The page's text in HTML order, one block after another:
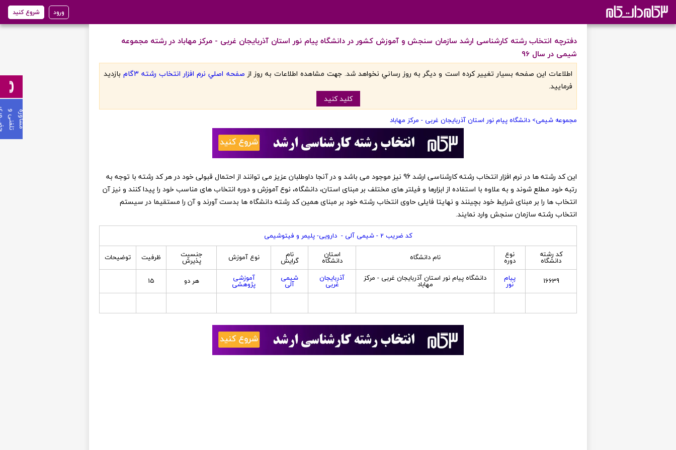
ورود شروع کنید
دفترچه انتخاب رشته کارشناسی ارشد سازمان سنجش و آموزش کشور در دانشگاه پیام نور استان آذربایجان غربی - مرکز مهاباد در رشته مجموعه
شیمی در سال 96
اطلاعات اين صفحه بسيار تغيير کرده است و ديگر به روز رساني نخواهد شد. جهت مشاهده اطلاعات به روز از صفحه اصلي نرم افزار انتخاب رشته 3گام
بازديد
فرماييد.
کليد کنيد
مجموعه شیمی> دانشگاه پیام نور استان آذربایجان غربی - مرکز مهاباد
‏این کد رشته ها در نرم افزار انتخاب رشته کارشناسی ارشد 96 نیز موجود می باشد و در آنجا داوطلبان عزیز می توانند از احتمال قبولی خود در هر کد رشته با توجه به
رتبه خود مطلع شوند و به علاوه با استفاده از ابزارها و فیلتر های مختلف بر مبنای استان، دانشگاه، نوع آموزش و دوره انتخاب های مناسب خود را پیدا کنند و نیز آن
انتخاب ها را بر مبنای شرایط خود بچینند و نهایتا فایلی حاوی انتخاب رشته خود بر مبنای همین کد رشته دانشگاه ها بدست آورند و آن را مستقیما در سیستم
انتخاب رشته سازمان سنجش وارد نمایند.
کد ضریب 2 - شیمی آلی - دارویی- پلیمر و فیتوشیمی
کد رشته
دانشگاه
نوع
دوره نام دانشگاه استان
دانشگاه
نام
گرایش نوع آموزش جنسیت
پذیرش ظرفیت توضیحات
16639 پیام
نور
دانشگاه پیام نور استان آذربایجان غربی - مرکز
مهاباد
آذربایجان
غربی
شیمی
آلی
آموزشی
پژوهشی هر دو 15
م
ش
ا
و
ر
ه
ت
ل
ف
ن
ی
و
ح
ض
ـ
ـ
ـ
و
ر